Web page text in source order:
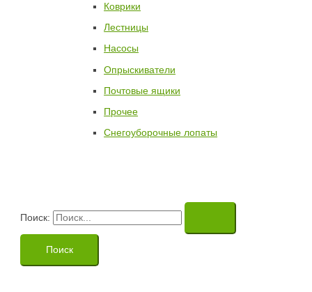
Коврики
Лестницы
Насосы
Опрыскиватели
Почтовые ящики
Прочее
Снегоуборочные лопаты
Поиск: